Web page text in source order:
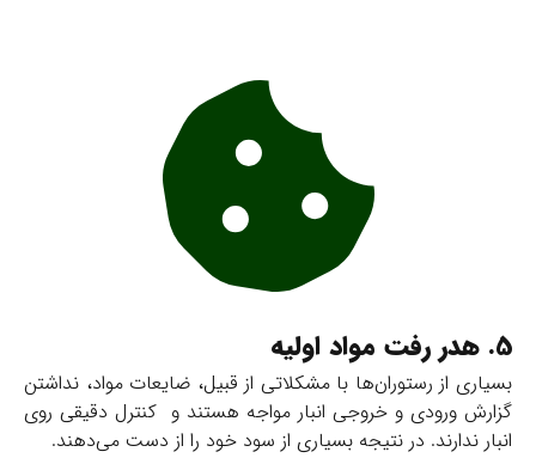
5. هدر رفت مواد اولیه
بسیاری از رستوران‌ها با مشکلاتی از قبیل، ضایعات مواد، نداشتن
گزارش ورودی و خروجی انبار مواجه هستند و کنترل دقیقی روی
انبار ندارند. در نتیجه بسیاری از سود خود را از دست می‌دهند.